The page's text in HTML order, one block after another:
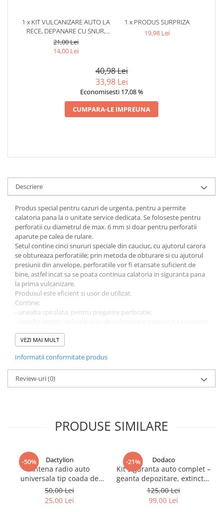
1 x KIT VULCANIZARE AUTO LA
RECE, DEPANARE CU SNUR,
ADEZIV CAUCIUC, REPARARE
ANVELOPE
21,00 Lei
14,00 Lei
1 x PRODUS SURPRIZA
19,98 Lei
40,98 Lei
33,98 Lei
Economisesti 17,08 %
CUMPARA-LE IMPREUNA
Descriere
Produs special pentru cazuri de urgenta, pentru a permite
calatoria pana la o unitate service dedicata. Se foloseste pentru
perforatii cu diametrul de max. 6 mm si doar pentru perforatii
aparute pe calea de rulare.
Setul contine cinci snururi speciale din cauciuc, cu ajutorul carora
se obtureaza perforatiile; prin metoda de obturare si cu ajutorul
presiunii din anvelope, perforatiile vor fi etansate suficient de
bine, astfel incat sa se poata continua calatoria in siguranta pana
la prima vulcanizare.
Produsul este eficient si usor de utilizat.
Contine:
- unealta spiralata, pentru pregatire perforatie;
speciale);
- snur vulcanizare: 5 buc;
VEZI MAI MULT
Informatii conformitate produs
Review-uri(0)
PRODUSE SIMILARE
-50% Dactylion
Antena radio auto
universala tip coada de
rechin pentru diverse
modele si marci auto, BMW,
VAG - Negru
50,00 Lei
25,00 Lei
-21% Dodaco
Kit siguranta auto complet –
geanta depozitare, extinctor
spray 1000 ml, 2 triunghiuri
reflectorizante, vesta
reflectorizanta galbena si
125,00 Lei
99,00 Lei